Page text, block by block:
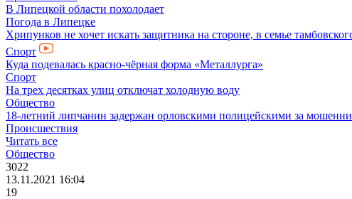
В Липецкой области похолодает
Погода в Липецке
Хрипунков не хочет искать защитника на стороне, в семье
Спорт
Куда подевалась красно-чёрная форма «Металлурга»
Спорт
На трех десятках улиц отключат холодную воду
Общество
18-летний липчанин задержан орловскими полицейскими за
Происшествия
Читать все
Общество
3022
13.11.2021 16:04
19